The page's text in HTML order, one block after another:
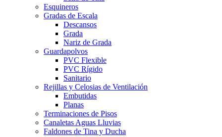
Esquineros
Gradas de Escala
Descansos
Grada
Nariz de Grada
Guardapolvos
PVC Flexible
PVC Rígido
Sanitario
Rejillas y Celosias de Ventilación
Embutidas
Planas
Terminaciones de Pisos
Canaletas Aguas Lluvias
Faldones de Tina y Ducha